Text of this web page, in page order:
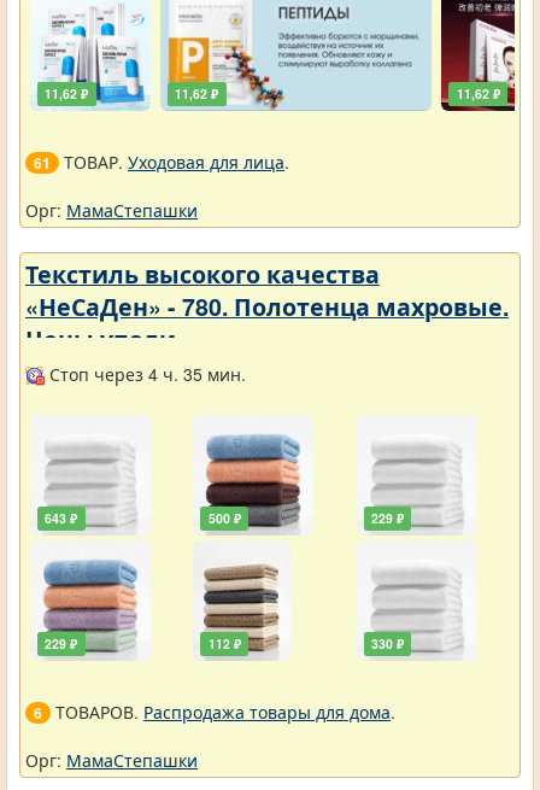
11,62 ₽ 11,62 ₽ 11,62 ₽
61 ТОВАР. Уходовая для лица.
Орг: МамаСтепашки
Текстиль высокого качества
«НеСаДен» - 780. Полотенца махровые.
Цены упали
Стоп через 4 ч. 35 мин.
643 ₽
229 ₽
500 ₽
112 ₽
229 ₽
330 ₽
6 ТОВАРОВ. Распродажа товары для дома.
Орг: МамаСтепашки